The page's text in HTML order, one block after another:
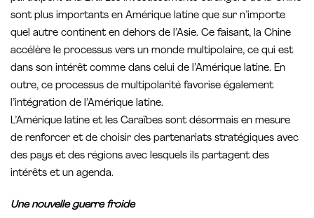
sont plus importants en Amérique latine que sur n’importe
quel autre continent en dehors de l’Asie. Ce faisant, la Chine
accélère le processus vers un monde multipolaire, ce qui est
dans son intérêt comme dans celui de l’Amérique latine. En
outre, ce processus de multipolarité favorise également
l’intégration de l’Amérique latine.
L’Amérique latine et les Caraïbes sont désormais en mesure
de renforcer et de choisir des partenariats stratégiques avec
des pays et des régions avec lesquels ils partagent des
intérêts et un agenda.
Une nouvelle guerre froide